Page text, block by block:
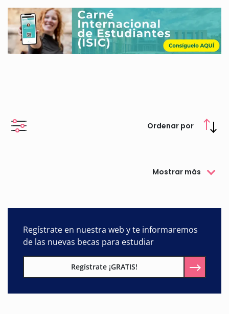
acciones, proyectos e iniciativas que promuevan una
economía y una vida más sostenible, donde cada individuo
tenga su lugar.
Además, la fundación también se caracteríza por ser
generadores e Impulsores de Conocimiento, ya que trabajan
Ordenar por
Mostrar más
Regístrate en nuestra web y te informaremos
de las nuevas becas para estudiar
Regístrate ¡GRATIS!